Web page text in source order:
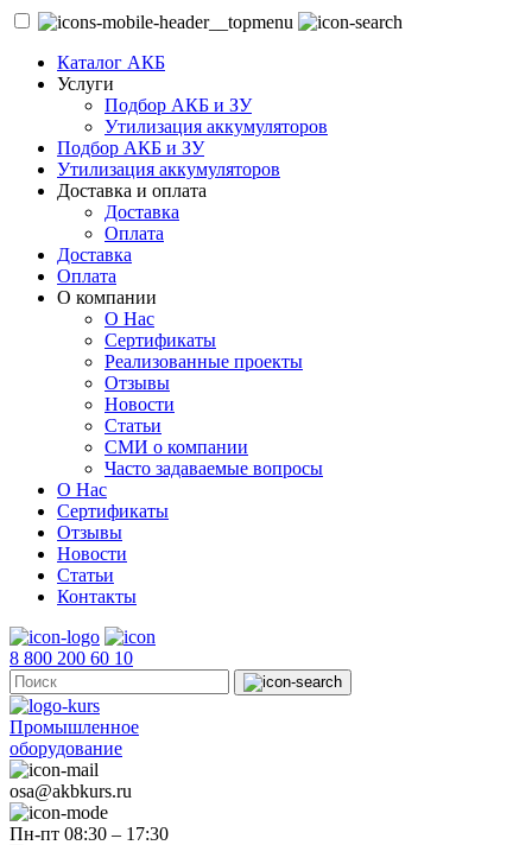
Каталог АКБ
Услуги
Подбор АКБ и ЗУ
Утилизация аккумуляторов
Подбор АКБ и ЗУ
Утилизация аккумуляторов
Доставка и оплата
Доставка
Оплата
Доставка
Оплата
О компании
О Нас
Сертификаты
Реализованные проекты
Отзывы
Новости
Статьи
СМИ о компании
Часто задаваемые вопросы
О Нас
Сертификаты
Отзывы
Новости
Статьи
Контакты
8 800 200 60 10
Промышленное
оборудование
osa@akbkurs.ru
Пн-пт 08:30 – 17:30